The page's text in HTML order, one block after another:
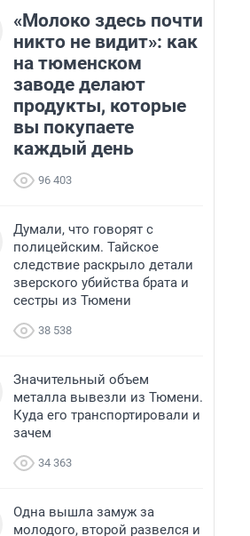
«Молоко здесь почти
никто не видит»: как
на тюменском
заводе делают
продукты, которые
вы покупаете
каждый день
96 403
Думали, что говорят с
полицейским. Тайское
следствие раскрыло детали
зверского убийства брата и
сестры из Тюмени
38 538
Значительный объем
металла вывезли из Тюмени.
Куда его транспортировали и
зачем
34 363
Одна вышла замуж за
молодого, второй развелся и